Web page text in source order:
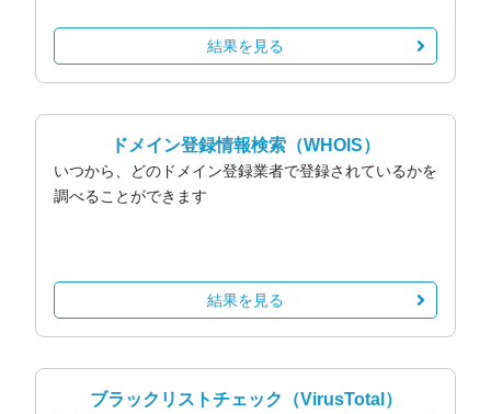
結果を見る
ドメイン登録情報検索 （WHOIS）
いつから、どのドメイン登録業者で登録されているかを
調べることができます
結果を見る
ブラックリストチェック （VirusTotal）